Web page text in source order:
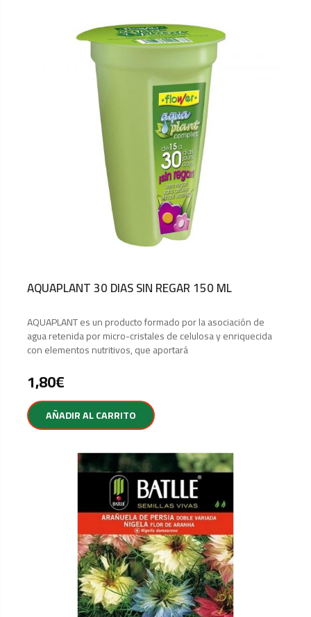
AQUAPLANT 30 DIAS SIN REGAR 150 ML
AQUAPLANT es un producto formado por la asociación de
agua retenida por micro-cristales de celulosa y enriquecida
con elementos nutritivos, que aportará
1,80€
AÑADIR AL CARRITO